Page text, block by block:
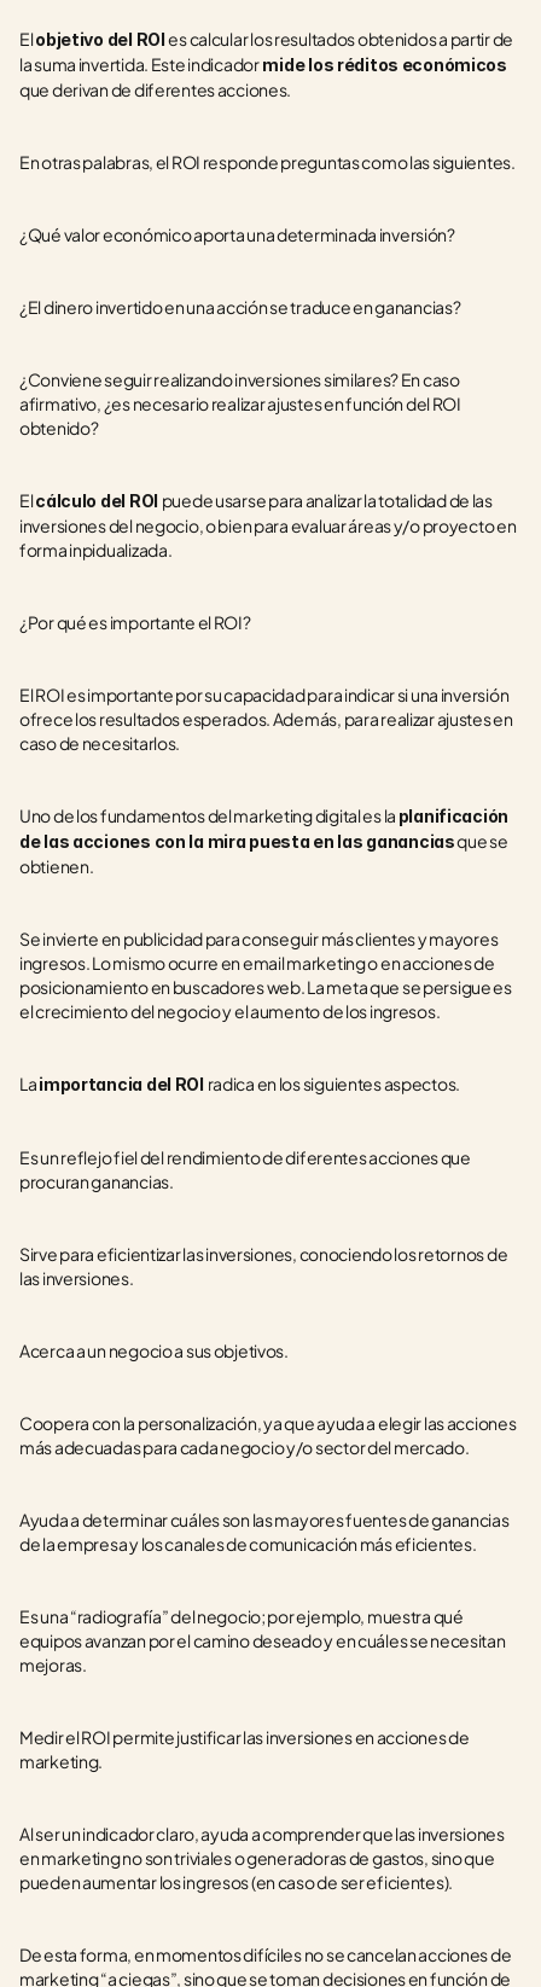
El objetivo del ROI es calcular los resultados obtenidos a partir de
la suma invertida. Este indicador mide los réditos económicos
que derivan de diferentes acciones.
En otras palabras, el ROI responde preguntas como las siguientes.
¿Qué valor económico aporta una determinada inversión?
¿El dinero invertido en una acción se traduce en ganancias?
¿Conviene seguir realizando inversiones similares? En caso
afirmativo, ¿es necesario realizar ajustes en función del ROI
obtenido?
El cálculo del ROI puede usarse para analizar la totalidad de las
inversiones del negocio, o bien para evaluar áreas y/o proyecto en
forma inpidualizada.
¿Por qué es importante el ROI?
El ROI es importante por su capacidad para indicar si una inversión
ofrece los resultados esperados. Además, para realizar ajustes en
caso de necesitarlos.
Uno de los fundamentos del marketing digital es la planificación
de las acciones con la mira puesta en las ganancias que se
obtienen.
Se invierte en publicidad para conseguir más clientes y mayores
ingresos. Lo mismo ocurre en email marketing o en acciones de
posicionamiento en buscadores web. La meta que se persigue es
el crecimiento del negocio y el aumento de los ingresos.
La importancia del ROI radica en los siguientes aspectos.
Es un reflejo fiel del rendimiento de diferentes acciones que
procuran ganancias.
Sirve para eficientizar las inversiones, conociendo los retornos de
las inversiones.
Acerca a un negocio a sus objetivos.
Coopera con la personalización, ya que ayuda a elegir las acciones
más adecuadas para cada negocio y/o sector del mercado.
Ayuda a determinar cuáles son las mayores fuentes de ganancias
de la empresa y los canales de comunicación más eficientes.
Es una “radiografía” del negocio; por ejemplo, muestra qué
equipos avanzan por el camino deseado y en cuáles se necesitan
mejoras.
Medir el ROI permite justificar las inversiones en acciones de
marketing.
Al ser un indicador claro, ayuda a comprender que las inversiones
en marketing no son triviales o generadoras de gastos, sino que
pueden aumentar los ingresos (en caso de ser eficientes).
De esta forma, en momentos difíciles no se cancelan acciones de
marketing “a ciegas”, sino que se toman decisiones en función de